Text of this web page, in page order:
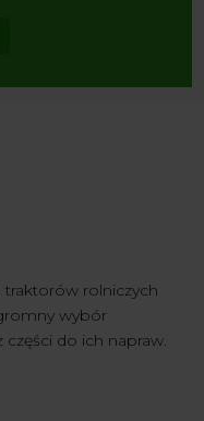
traktorów rolniczych
wybór
do ich napraw.